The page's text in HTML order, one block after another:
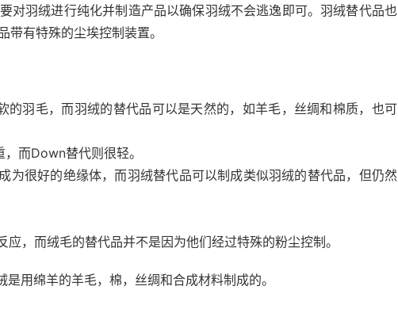
对羽绒进行纯化并制造产品以确保羽绒不会逃逸即可。羽绒替代品也
有特殊的尘埃控制装置。
的羽毛，而羽绒的替代品可以是天然的，如羊毛，丝绸和棉质，也可
而Down替代则很轻。
为很好的绝缘体，而羽绒替代品可以制成类似羽绒的替代品，但仍然
，而绒毛的替代品并不是因为他们经过特殊的粉尘控制。
用绵羊的羊毛，棉，丝绸和合成材料制成的。